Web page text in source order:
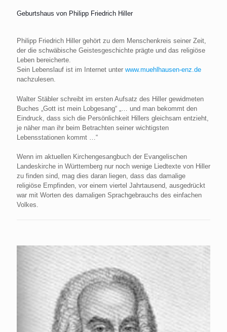
Geburtshaus von Philipp Friedrich Hiller
Philipp Friedrich Hiller gehört zu dem Menschenkreis seiner Zeit,
der die schwäbische Geistesgeschichte prägte und das religiöse
Leben bereicherte.
Sein Lebenslauf ist im Internet unter www.muehlhausen-enz.de
nachzulesen.
Walter Stäbler schreibt im ersten Aufsatz des Hiller gewidmeten
Buches „Gott ist mein Lobgesang“ „… und man bekommt den
Eindruck, dass sich die Persönlichkeit Hillers gleichsam entzieht,
je näher man ihr beim Betrachten seiner wichtigsten
Lebensstationen kommt …“
Wenn im aktuellen Kirchengesangbuch der Evangelischen
Landeskirche in Württemberg nur noch wenige Liedtexte von Hiller
zu finden sind, mag dies daran liegen, dass das damalige
religiöse Empfinden, vor einem viertel Jahrtausend, ausgedrückt
war mit Worten des damaligen Sprachgebrauchs des einfachen
Volkes.